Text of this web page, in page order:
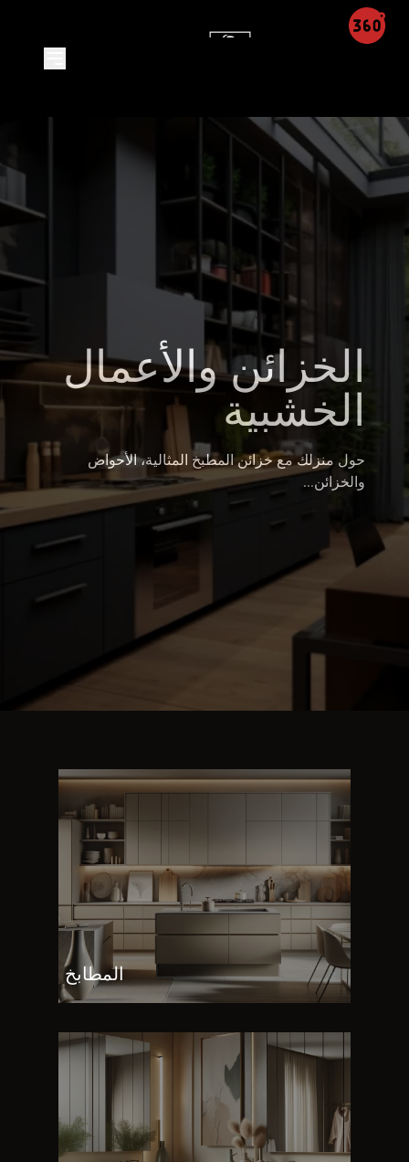
الخزائن والأعمال
الخشبية
حول منزلك مع خزائن المطبخ المثالية، الأحواض
والخزائن...
المطابخ